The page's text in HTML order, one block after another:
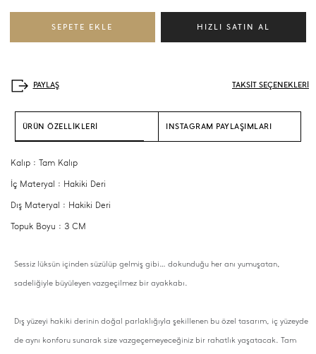
TAKSİT SEÇENEKLERİ
ÜRÜN ÖZELLİKLERİ INSTAGRAM PAYLAŞIMLARI
Kalıp : Tam Kalıp
İç Materyal : Hakiki Deri
Dış Materyal : Hakiki Deri
Topuk Boyu : 3 CM
Sessiz lüksün içinden süzülüp gelmiş gibi… dokunduğu her anı yumuşatan,
sadeliğiyle büyüleyen vazgeçilmez bir ayakkabı.
Dış yüzeyi hakiki derinin doğal parlaklığıyla şekillenen bu özel tasarım, iç yüzeyde
de aynı konforu sunarak size vazgeçemeyeceğiniz bir rahatlık yaşatacak. Tam